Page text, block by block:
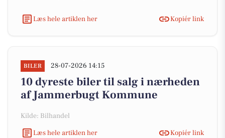
Læs hele artiklen her Kopiér link
BILER 28-07-2026 14:15
10 dyreste biler til salg i nærheden
af Jammerbugt Kommune
Kilde: Bilhandel
Læs hele artiklen her
Kopiér link